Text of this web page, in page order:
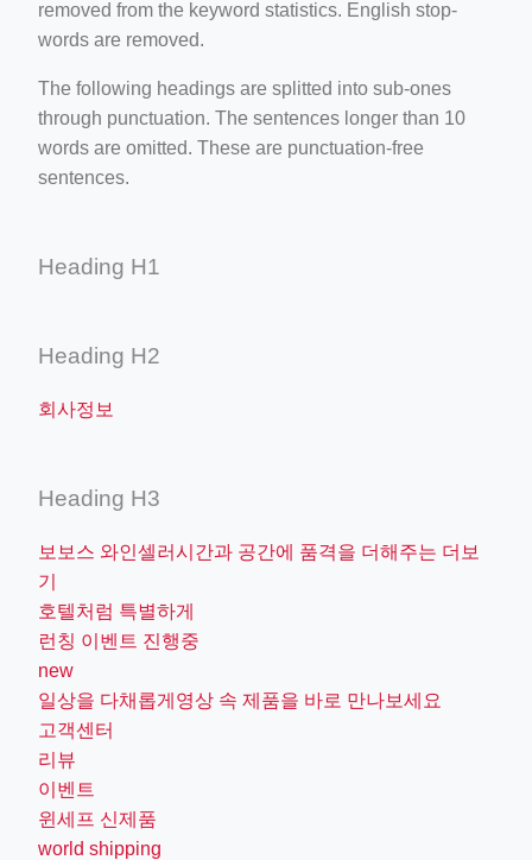
removed from the keyword statistics. English stop-
words are removed.
The following headings are splitted into sub-ones
through punctuation. The sentences longer than 10
words are omitted. These are punctuation-free
sentences.
Heading H1
Heading H2
회사정보
Heading H3
보보스 와인셀러시간과 공간에 품격을 더해주는 더보
기
호텔처럼 특별하게
런칭 이벤트 진행중
new
일상을 다채롭게영상 속 제품을 바로 만나보세요
고객센터
리뷰
이벤트
윈세프 신제품
world shipping